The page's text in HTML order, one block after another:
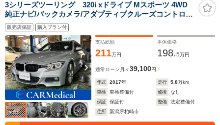
3シリーズツーリング 320i xドライブ Mスポーツ 4WD
純正ナビ/バックカメラ/アダプティブクルーズコントロー
ル/ミラー型ETC/前席パワーシート/電動リヤゲート/スペ
アキー/
販売店保証 購入プラン付
支払総額
211万円
本体価格
198.5万円
通常ローン 月々39,100円
年式 2017年 走行 5.8万km
車検
車検整備付 修復
なし
保証
保証付 整備
法定整備付
住所
新潟県柏崎市